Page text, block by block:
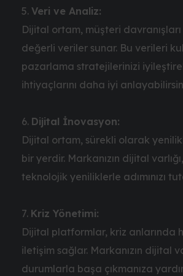
Veri ve Analiz:
Dijital ortam, müşteri
değerli veriler sunar. Bu verileri
pazarlama stratejilerinizi
ihtiyaçlarını daha iyi
Dijital İnovasyon:
Dijital ortam, sürekli olarak
bir yerdir. Markanızın dijital
teknolojik yeniliklerle adımınızı
Kriz Yönetimi:
Dijital platformlar, kriz anlarında
iletişim sağlar. Markanızın dijital
durumlarla başa çıkmanıza